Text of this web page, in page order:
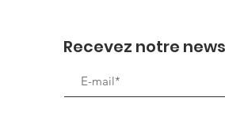
Quel bel
Recevez notre